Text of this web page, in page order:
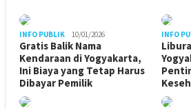
INFO PUBLIK 10/01/2026
Gratis Balik Nama
Kendaraan di Yogyakarta,
Ini Biaya yang Tetap Harus
Dibayar Pemilik
INFO